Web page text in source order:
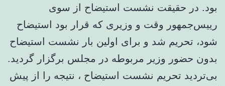
بود. در حقیقت نشست استیضاح از سوی
رییس‌جمهور وقت و وزیری که قرار بود استیضاح
شود، تحریم شد و برای اولین بار نشست استیضاح
بدون حضور وزیر مربوطه در مجلس برگزار گردید.
بی‌تردید تحریم نشست استیضاح ، نتیجه را از پیش